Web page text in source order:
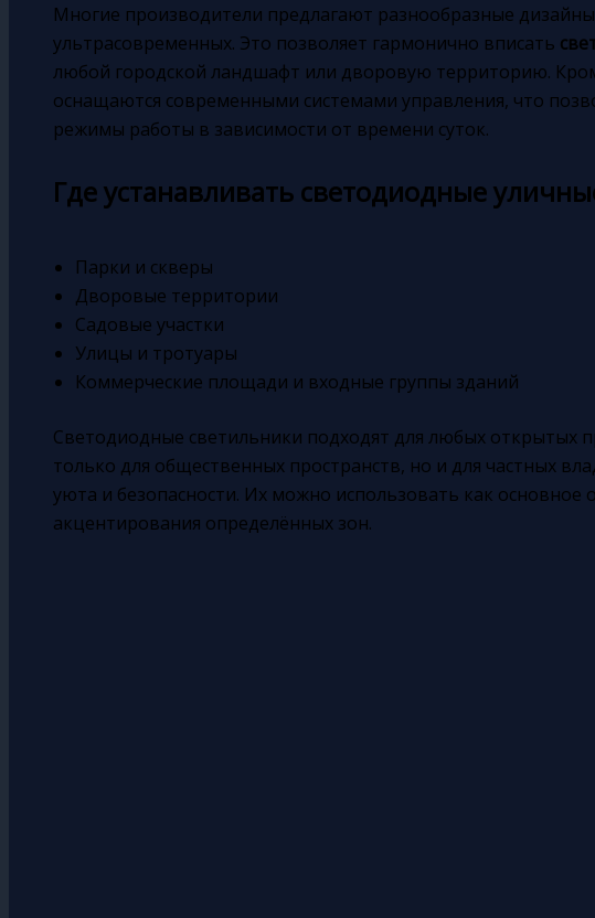
Многие производители предлагают разнообразные дизайны:
ультрасовременных. Это позволяет гармонично вписать
любой городской ландшафт или дворовую территорию.
оснащаются современными системами управления, что
режимы работы в зависимости от времени суток.
Где устанавливать светодиодные
Парки и скверы
Дворовые территории
Садовые участки
Улицы и тротуары
Коммерческие площади и входные группы зданий
Светодиодные светильники подходят для любых открытых
только для общественных пространств, но и для частных
уюта и безопасности. Их можно использовать как основное
акцентирования определённых зон.